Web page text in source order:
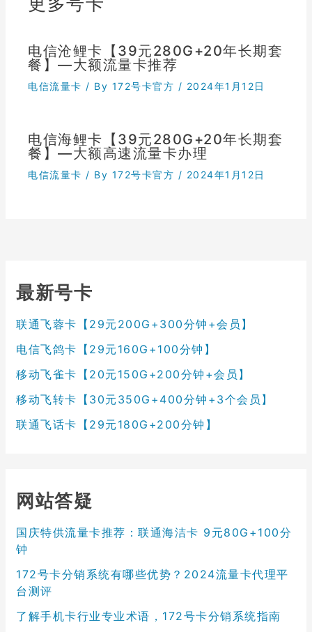
电信沧鲤卡【39元280G+20年长期套
餐】—大额流量卡推荐
电信流量卡 / By 172号卡官方 / 2024年1月12日
电信海鲤卡【39元280G+20年长期套
餐】—大额高速流量卡办理
电信流量卡 / By 172号卡官方 / 2024年1月12日
最新号卡
联通飞蓉卡【29元200G+300分钟+会员】
电信飞鸽卡【29元160G+100分钟】
移动飞雀卡【20元150G+200分钟+会员】
移动飞转卡【30元350G+400分钟+3个会员】
联通飞话卡【29元180G+200分钟】
网站答疑
国庆特供流量卡推荐：联通海洁卡 9元80G+100分
钟
172号卡分销系统有哪些优势？2024流量卡代理平
台测评
了解手机卡行业专业术语，172号卡分销系统指南